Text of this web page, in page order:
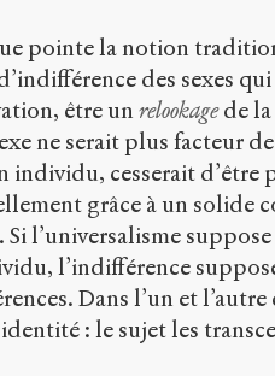
pointe la notion
des sexes
être un relookagede la
ne serait plus facteur
individu, cesserait d’être
grâce à un solide
Si l’universalisme
l’indifférence
Dans l’un et
: le sujet les